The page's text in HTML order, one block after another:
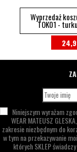
Wyprzedaż
TOK01 -
Niniejszym wyrażam
WEAR MATEUSZ GLESKA,
zakresie niezbędnym do
w tym na przekazywanie
których SKLEP